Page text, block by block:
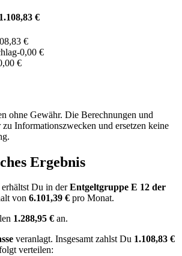
€
€
-0,00 €
€
ohne Gewähr. Die Berechnungen und
Informationszwecken und ersetzen keine
Ergebnis
Du in derEntgeltgruppe E 12 der
von 6.101,39 € pro Monat.
1.288,95 € an.
veranlagt. Insgesamt zahlst Du 1.108,83 €
verteilen: